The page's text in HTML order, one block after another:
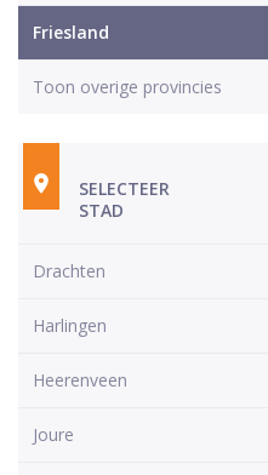
Friesland
Toon overige provincies
SELECTEER
STAD
Drachten
Harlingen
Heerenveen
Joure